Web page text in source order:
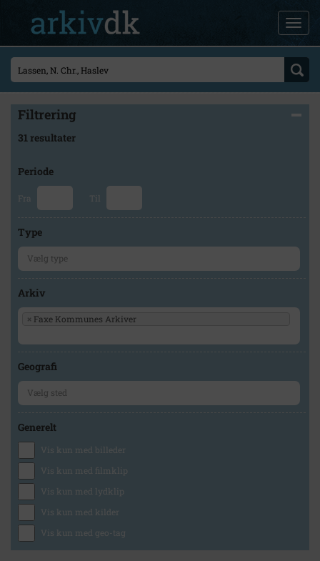
Filtrering
31 resultater
Periode
Fra Til
Type
Arkiv
× Faxe Kommunes Arkiver
Geografi
Generelt
Vis kun med billeder
Vis kun med filmklip
Vis kun med lydklip
Vis kun med kilder
Vis kun med geo-tag